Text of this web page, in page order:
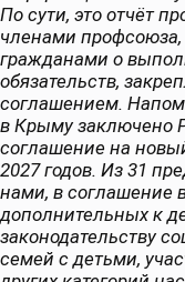
По сути, это отчёт
членами
гражданами о
обязательств,
соглашением.
в Крыму заключено
соглашение на
2027 годов. Из 31
нами, в соглашение
дополнительных к
законодательству
семей с детьми,